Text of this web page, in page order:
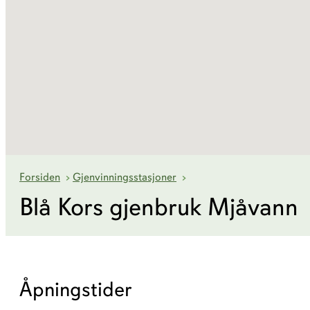
Forsiden › Gjenvinningsstasjoner ›Blå Kors gjenbruk
Blå Kors gjenbruk Mjåvann
Åpningstider